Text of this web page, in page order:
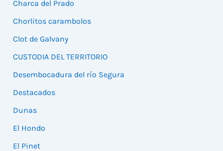
Charca del Prado
Chorlitos carambolos
Clot de Galvany
CUSTODIA DEL TERRITORIO
Desembocadura del río Segura
Destacados
Dunas
El Hondo
El Pinet